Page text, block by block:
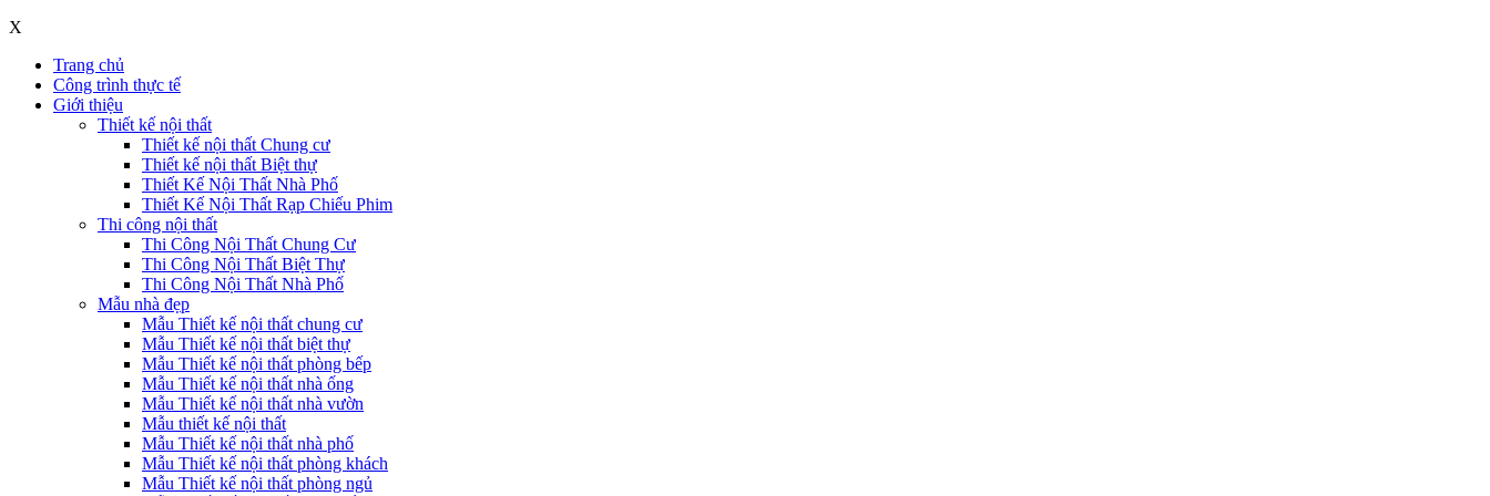
X
Trang chủ
Công trình thực tế
Giới thiệu
Thiết kế nội thất
Thiết kế nội thất Chung cư
Thiết kế nội thất Biệt thự
Thiết Kế Nội Thất Nhà Phố
Thiết Kế Nội Thất Rạp Chiếu Phim
Thi công nội thất
Thi Công Nội Thất Chung Cư
Thi Công Nội Thất Biệt Thự
Thi Công Nội Thất Nhà Phố
Mẫu nhà đẹp
Mẫu Thiết kế nội thất chung cư
Mẫu Thiết kế nội thất biệt thự
Mẫu Thiết kế nội thất phòng bếp
Mẫu Thiết kế nội thất nhà ống
Mẫu Thiết kế nội thất nhà vườn
Mẫu thiết kế nội thất
Mẫu Thiết kế nội thất nhà phố
Mẫu Thiết kế nội thất phòng khách
Mẫu Thiết kế nội thất phòng ngủ